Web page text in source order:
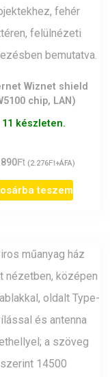
Wiznet shield
chip, LAN)
11 készleten.
Ft (2.276Ft+ÁFA)
teszem